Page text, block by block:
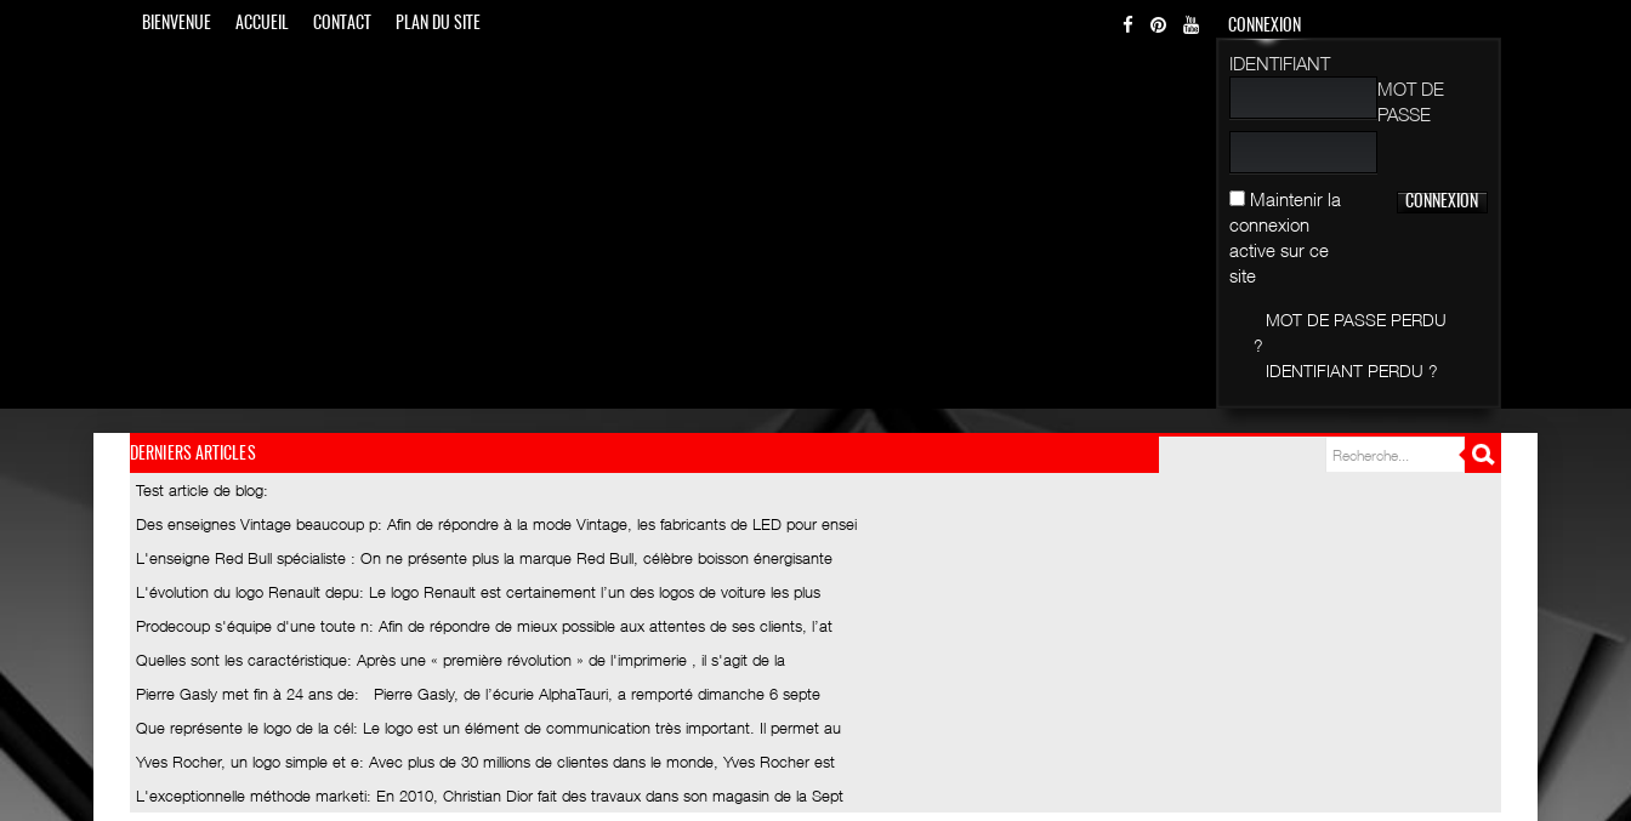
BIENVENUE ACCUEIL CONTACT PLAN DU SITE CONNEXION
IDENTIFIANT
MOT DE
PASSE
Maintenir la
connexion
active sur ce
site
MOT DE PASSE PERDU
?
IDENTIFIANT PERDU ?
DERNIERS ARTICLES
Test article de blog:
Des enseignes Vintage beaucoup p: Afin de répondre à la mode Vintage, les fabricants de LED pour ensei
L'enseigne Red Bull spécialiste : On ne présente plus la marque Red Bull, célèbre boisson énergisante
L'évolution du logo Renault depu: Le logo Renault est certainement l’un des logos de voiture les plus
Prodecoup s'équipe d'une toute n: Afin de répondre de mieux possible aux attentes de ses clients, l’at
Quelles sont les caractéristique: Après une « première révolution » de l'imprimerie , il s'agit de la
Pierre Gasly met fin à 24 ans de: Pierre Gasly, de l’écurie AlphaTauri, a remporté dimanche 6 septe
Que représente le logo de la cél: Le logo est un élément de communication très important. Il permet au
Yves Rocher, un logo simple et e: Avec plus de 30 millions de clientes dans le monde, Yves Rocher est
L'exceptionnelle méthode marketi: En 2010, Christian Dior fait des travaux dans son magasin de la Sept